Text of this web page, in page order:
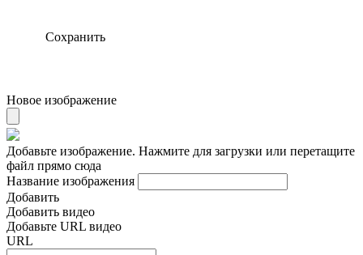
Сохранить
Новое изображение
Добавьте изображение. Нажмите для загрузки или перетащите
файл прямо сюда
Название изображения
Добавить
Добавить видео
Добавьте URL видео
URL